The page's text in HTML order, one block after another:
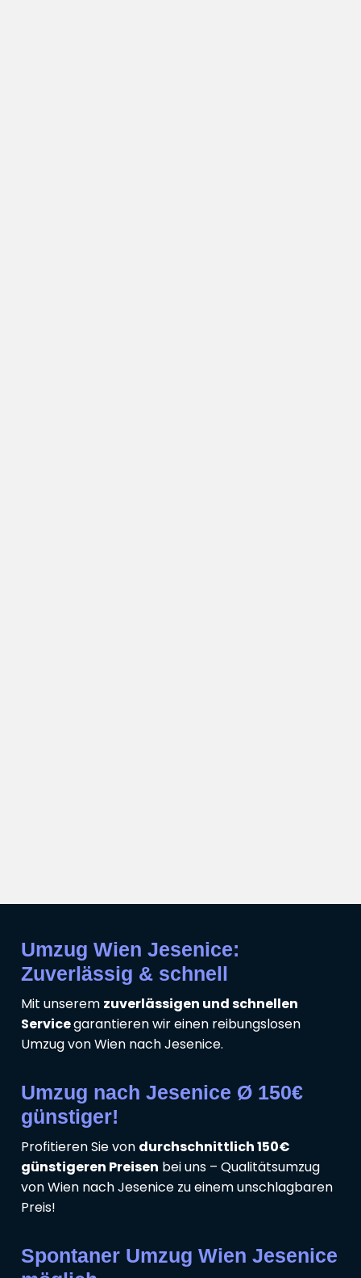
Umzug Wien Jesenice:
Zuverlässig & schnell
Mit unserem zuverlässigen und schnellen
Servicegarantieren wir einen reibungslosen
Umzug von Wien nach Jesenice.
Umzug nach Jesenice Ø 150€
günstiger!
Profitieren Sie von durchschnittlich 150€
günstigeren Preisen bei uns – Qualitätsumzug
von Wien nach Jesenice zu einem unschlagbaren
Preis!
Spontaner Umzug Wien Jesenice